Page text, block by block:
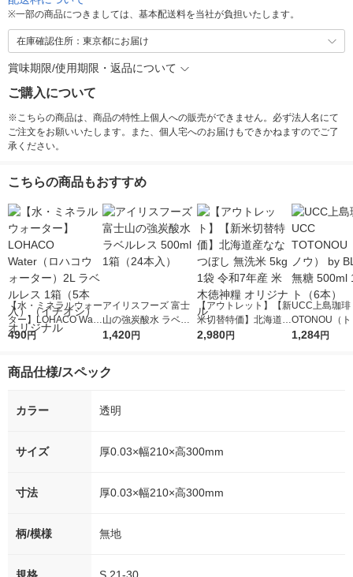
※一部の商品につきましては、基本配送料を当社が負担いたします。
在庫確認住所：東京都にお届け
賞味期限/使用期限・返品について
ご購入について
※こちらの商品は、商品の特性上個人への販売ができません。必ず法人名にて
ご注文をお願いいたします。また、個人宅へのお届けもできかねますのでご了
承ください。
こちらの商品もおすすめ
【水・ミネラルウォー
ター】LOHACO Wate
r（ロハコウォータ
シ） オリジナル
490円
アイリスフーズ 富士
山の強炭酸水 ラベル
レス 500ml 1箱（24
1,420円
【アウトレット】【新
米切替特価】北海道産
ななつぼし 無洗米 5k
2,980円
UCC上島珈琲
OTONOU（
ウ） by
1,284円
商品仕様/スペック
カラー 透明
サイズ 厚0.03×幅210×高300mm
寸法 厚0.03×幅210×高300mm
柄/模様 無地